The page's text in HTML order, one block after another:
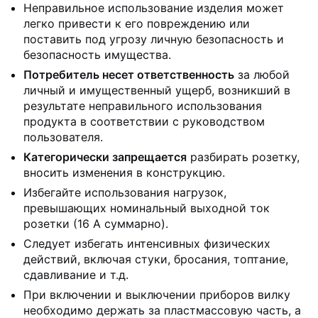
Неправильное использование изделия может
легко привести к его повреждению или
поставить под угрозу личную безопасность и
безопасность имущества.
Потребитель несет ответственность за любой
личный и имущественный ущерб, возникший в
результате неправильного использования
продукта в соответствии с руководством
пользователя.
Категорически запрещается разбирать розетку,
вносить изменения в конструкцию.
Избегайте использования нагрузок,
превышающих номинальный выходной ток
розетки (16 А суммарно).
Следует избегать интенсивных физических
действий, включая стуки, бросания, топтание,
сдавливание и т.д.
При включении и выключении приборов вилку
необходимо держать за пластмассовую часть, а